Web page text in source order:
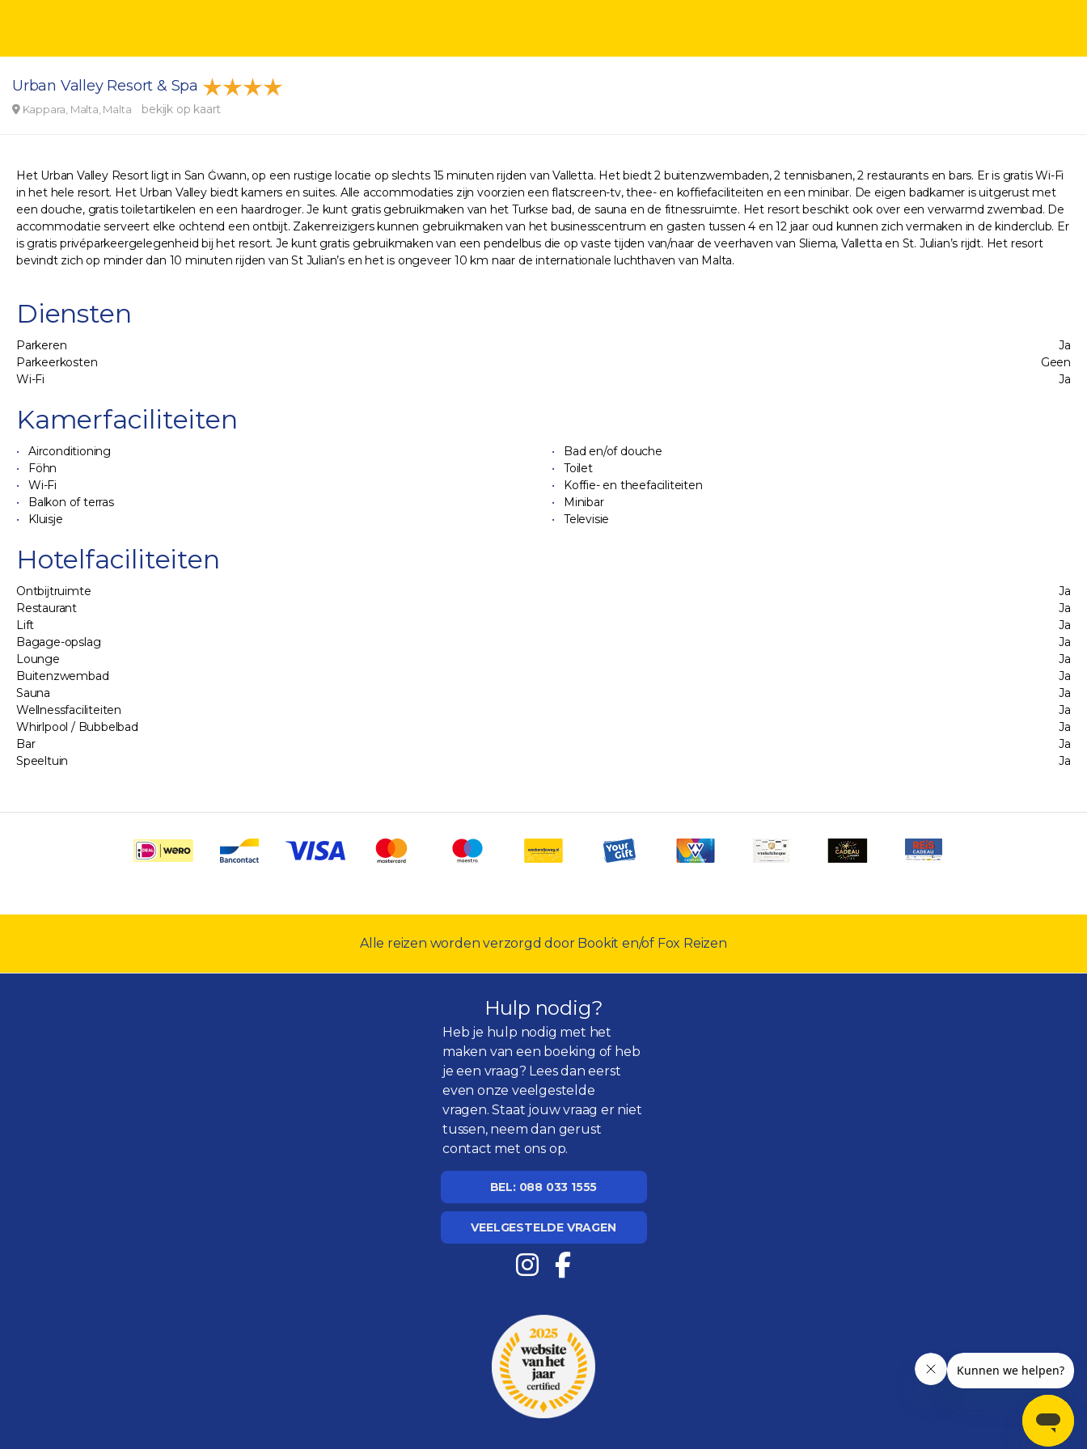
Urban Valley Resort & Spa
Kappara, Malta, Malta bekijk op kaart
Het Urban Valley Resort ligt in San Ġwann, op een rustige locatie op slechts 15 minuten rijden van Valletta. Het biedt 2 buitenzwembaden, 2 tennisbanen, 2 restaurants en bars. Er is gratis Wi-Fi
in het hele resort. Het Urban Valley biedt kamers en suites. Alle accommodaties zijn voorzien een flatscreen-tv, thee- en koffiefaciliteiten en een minibar. De eigen badkamer is uitgerust met
een douche, gratis toiletartikelen en een haardroger. Je kunt gratis gebruikmaken van het Turkse bad, de sauna en de fitnessruimte. Het resort beschikt ook over een verwarmd zwembad. De
accommodatie serveert elke ochtend een ontbijt. Zakenreizigers kunnen gebruikmaken van het businesscentrum en gasten tussen 4 en 12 jaar oud kunnen zich vermaken in de kinderclub. Er
is gratis privéparkeergelegenheid bij het resort. Je kunt gratis gebruikmaken van een pendelbus die op vaste tijden van/naar de veerhaven van Sliema, Valletta en St. Julian’s rijdt. Het resort
bevindt zich op minder dan 10 minuten rijden van St Julian’s en het is ongeveer 10 km naar de internationale luchthaven van Malta.
Diensten
Parkeren
Ja
Parkeerkosten
Geen
Wi-Fi
Ja
Kamerfaciliteiten
Airconditioning
Bad en/of douche
Föhn
Toilet
Wi-Fi
Koffie- en theefaciliteiten
Balkon of terras
Minibar
Kluisje
Televisie
Hotelfaciliteiten
Ontbijtruimte
Ja
Restaurant
Ja
Lift
Ja
Bagage-opslag
Ja
Lounge
Ja
Buitenzwembad
Ja
Sauna
Ja
Wellnessfaciliteiten
Ja
Whirlpool / Bubbelbad
Ja
Bar
Ja
Speeltuin
Ja
Alle reizen worden verzorgd door Bookit en/of Fox Reizen
Hulp nodig?
Heb je hulp nodig met het
maken van een boeking of heb
je een vraag? Lees dan eerst
even onzeveelgestelde
vragen. Staat jouw vraag er niet
tussen, neem dan gerust
contact met ons op.
BEL: 088 033 1555
VEELGESTELDE VRAGEN